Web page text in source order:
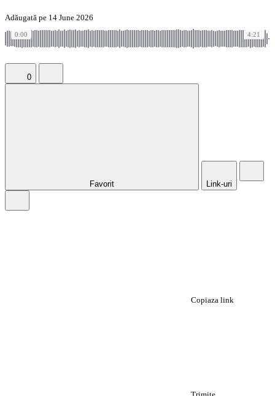
Adăugată pe 14 June 2026
0:00 4:21
0
Favorit Link-uri
Copiaza link